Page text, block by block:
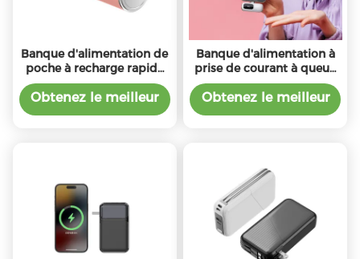
Banque d'alimentation de
poche à recharge rapide
PD20W
Obtenez le meilleur
Banque d'alimentation à
prise de courant à queue
colorée personnalisée
4500mAh avec sortie de
Obtenez le meilleur